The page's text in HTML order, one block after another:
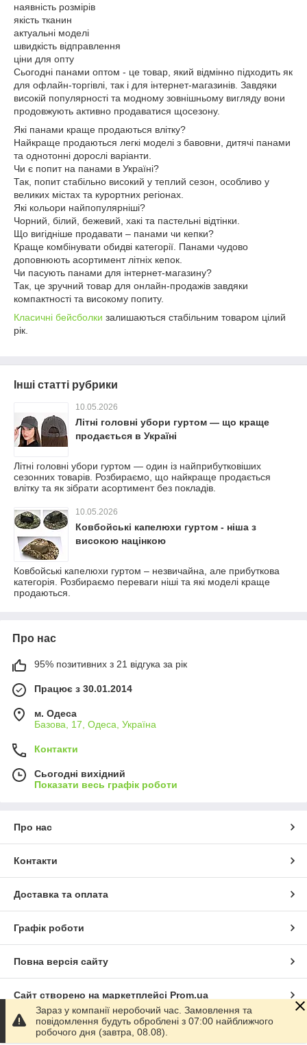
наявність розмірів
якість тканин
актуальні моделі
швидкість відправлення
ціни для опту
Сьогодні панами оптом - це товар, який відмінно підходить як
для офлайн-торгівлі, так і для інтернет-магазинів. Завдяки
високій популярності та модному зовнішньому вигляду вони
продовжують активно продаватися щосезону.
Які панами краще продаються влітку?
Найкраще продаються легкі моделі з бавовни, дитячі панами
та однотонні дорослі варіанти.
Чи є попит на панами в Україні?
Так, попит стабільно високий у теплий сезон, особливо у
великих містах та курортних регіонах.
Які кольори найпопулярніші?
Чорний, білий, бежевий, хакі та пастельні відтінки.
Що вигідніше продавати – панами чи кепки?
Краще комбінувати обидві категорії. Панами чудово
доповнюють асортимент літніх кепок.
Чи пасують панами для інтернет-магазину?
Так, це зручний товар для онлайн-продажів завдяки
компактності та високому попиту.
Класичні бейсболки залишаються стабільним товаром цілий
рік.
Інші статті рубрики
10.05.2026
Літні головні убори гуртом — що краще
продається в Україні
Літні головні убори гуртом — один із найприбутковіших
сезонних товарів. Розбираємо, що найкраще продається
влітку та як зібрати асортимент без покладів.
10.05.2026
Ковбойські капелюхи гуртом - ніша з
високою націнкою
Ковбойські капелюхи гуртом – незвичайна, але прибуткова
категорія. Розбираємо переваги ніші та які моделі краще
продаються.
Про нас
95% позитивних з 21 відгука за рік
Працює з 30.01.2014
м. Одеса
Базова, 17, Одеса, Україна
Контакти
Сьогодні вихідний
Показати весь графік роботи
Про нас
Контакти
Доставка та оплата
Графік роботи
Повна версія сайту
Сайт створено на маркетплейсі Prom.ua
Політика конфіденційності
Зараз у компанії неробочий час. Замовлення та
повідомлення будуть оброблені з 07:00 найближчого
робочого дня (завтра, 08.08).